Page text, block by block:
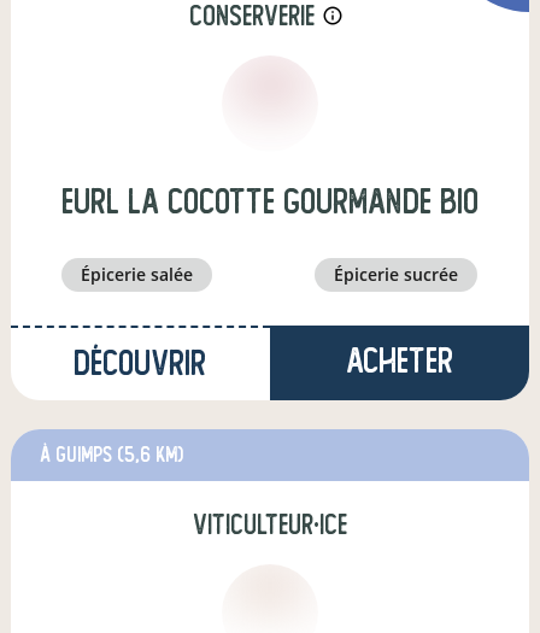
conserverie info_outline
eurl la cocotte gourmande bio
épicerie salée épicerie sucrée
Découvrir Acheter
à Guimps (5,6 km)
viticulteur·ice